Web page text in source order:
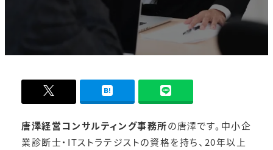
唐澤経営コンサルティング事務所の唐澤です。中小企
業診断士・ITストラテジストの資格を持ち、20年以上